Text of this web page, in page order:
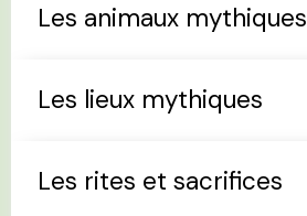
Les animaux mythiques
Les lieux mythiques
Les rites et sacrifices